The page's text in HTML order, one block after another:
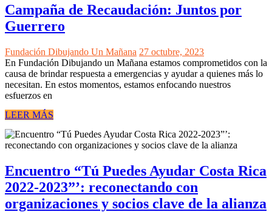
Campaña de Recaudación: Juntos por
Guerrero
Fundación Dibujando Un Mañana 27 octubre, 2023
En Fundación Dibujando un Mañana estamos comprometidos con la
causa de brindar respuesta a emergencias y ayudar a quienes más lo
necesitan. En estos momentos, estamos enfocando nuestros
esfuerzos en
LEER MÁS
Encuentro “Tú Puedes Ayudar Costa Rica
2022-2023”’: reconectando con
organizaciones y socios clave de la alianza